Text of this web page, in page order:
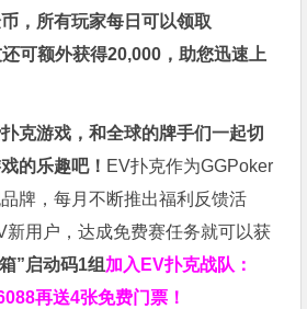
，所有玩家每日可以领取
可额外获得20,000，助您迅速上
克游戏，和全球的牌手们一起切
的乐趣吧！ EV扑克作为GGPoker
牌，每月不断推出福利反馈活
新用户，达成免费赛任务就可以获
”启动码1组 加入EV扑克战队：
再送4张免费门票！